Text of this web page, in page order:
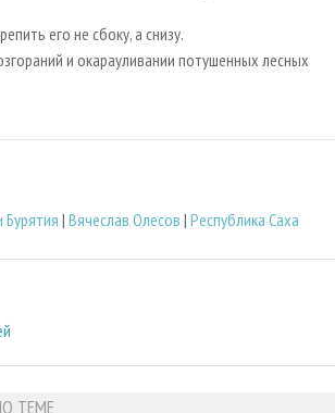
его не сбоку, а снизу.
и окарауливании потушенных лесных
| Вячеслав Олесов | Республика Саха
ТЕМЕ